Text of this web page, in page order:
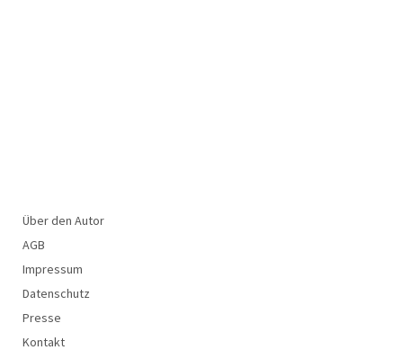
Über den Autor
AGB
Impressum
Datenschutz
Presse
Kontakt